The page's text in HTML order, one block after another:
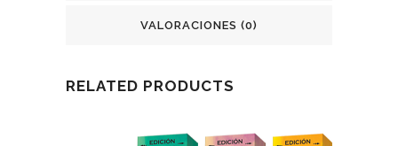
VALORACIONES (0)
RELATED PRODUCTS